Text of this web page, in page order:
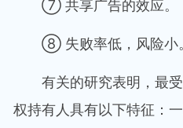
⑦ 共享广告的效应。
⑧ 失败率低，风险小
有关的研究表明，最
权持有人具有以下特征：